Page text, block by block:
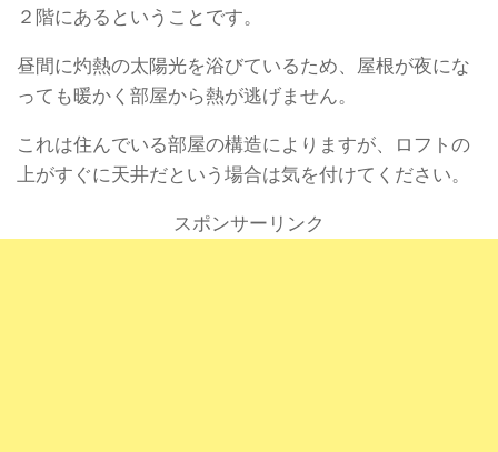
２階にあるということです。
昼間に灼熱の太陽光を浴びているため、屋根が夜にな
っても暖かく部屋から熱が逃げません。
これは住んでいる部屋の構造によりますが、ロフトの
上がすぐに天井だという場合は気を付けてください。
スポンサーリンク